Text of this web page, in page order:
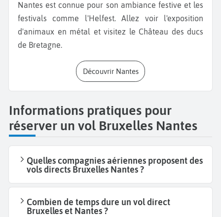
Nantes est connue pour son ambiance festive et les
festivals comme l'Helfest. Allez voir l'exposition
d'animaux en métal et visitez le Château des ducs
de Bretagne.
Découvrir Nantes
Informations pratiques pour
réserver un vol Bruxelles Nantes
Quelles compagnies aériennes proposent des
vols directs Bruxelles Nantes ?
Combien de temps dure un vol direct
Bruxelles et Nantes ?